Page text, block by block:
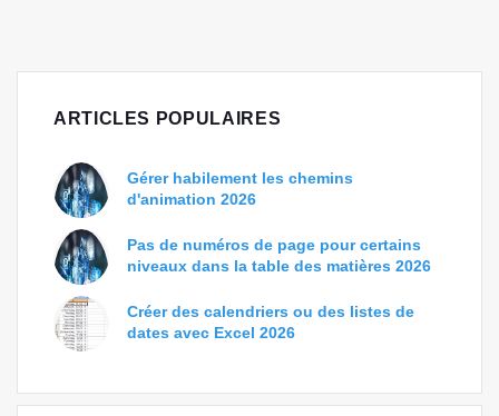
ARTICLES POPULAIRES
Gérer habilement les chemins
d'animation 2026
Pas de numéros de page pour certains
niveaux dans la table des matières 2026
Créer des calendriers ou des listes de
dates avec Excel 2026